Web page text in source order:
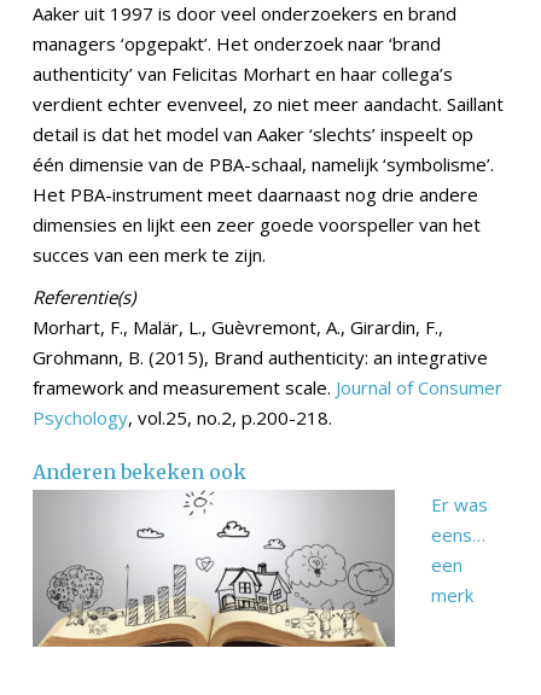
Aaker uit 1997 is door veel onderzoekers en brand
managers ‘opgepakt’. Het onderzoek naar ‘brand
authenticity’ van Felicitas Morhart en haar collega’s
verdient echter evenveel, zo niet meer aandacht. Saillant
detail is dat het model van Aaker ‘slechts’ inspeelt op
één dimensie van de PBA-schaal, namelijk ‘symbolisme’.
Het PBA-instrument meet daarnaast nog drie andere
dimensies en lijkt een zeer goede voorspeller van het
succes van een merk te zijn.
Referentie(s)
Morhart, F., Malär, L., Guèvremont, A., Girardin, F.,
Grohmann, B. (2015), Brand authenticity: an integrative
framework and measurement scale. Journal of Consumer
Psychology, vol.25, no.2, p.200-218.
Anderen bekeken ook
Er was
eens…
een
merk